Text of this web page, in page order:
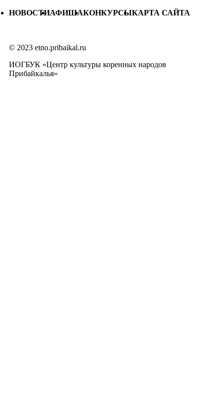
НОВОСТИАФИШАКОНКУРСЫКАРТА САЙТА
© 2023 etno.pribaikal.ru
ИОГБУК «Центр культуры коренных народов
Прибайкалья»